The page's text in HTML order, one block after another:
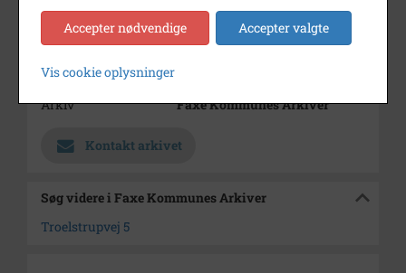
Se på kort
Type
Sogn (1000-2050)
Enhed
Arkiv
Faxe Kommunes Arkiver
Kontakt arkivet
Søg videre i Faxe Kommunes Arkiver
Troelstrupvej 5
Accepter nødvendige Accepter valgte
Vis cookie oplysninger